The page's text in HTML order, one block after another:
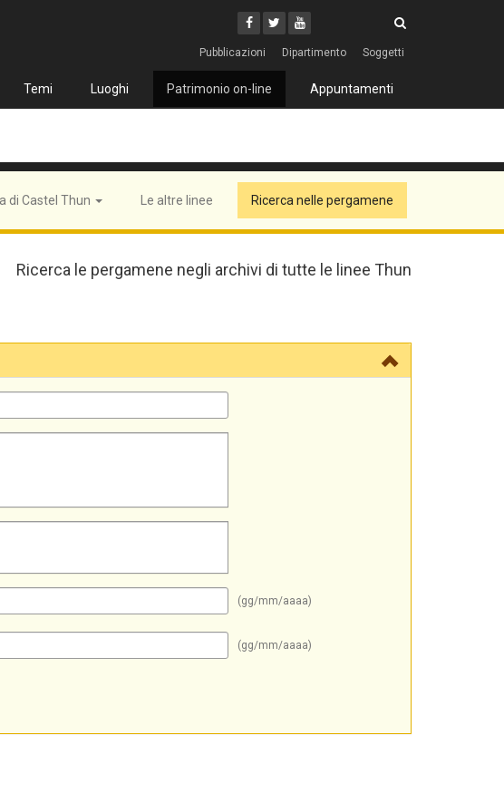
Facebook
Twitter
Youtube
Pubblicazioni Dipartimento Soggetti
Temi Luoghi Patrimonio on-line Appuntamenti
di Castel Thun Le altre linee Ricerca nelle pergamene
Ricerca le pergamene negli archivi di tutte le linee Thun
(gg/mm/aaaa)
(gg/mm/aaaa)